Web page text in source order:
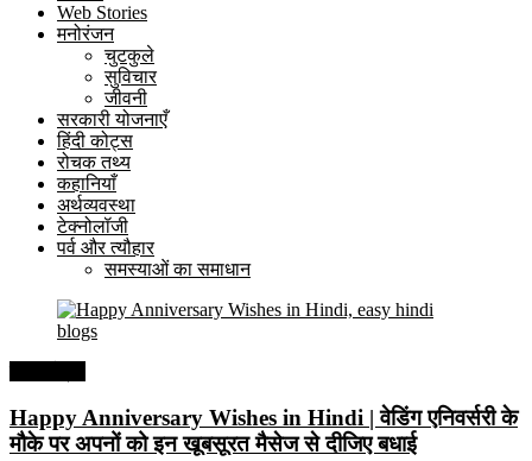
Web Stories
मनोरंजन
चुटकुले
सुविचार
जीवनी
सरकारी योजनाएँ
हिंदी कोट्स
रोचक तथ्य
कहानियाँ
अर्थव्यवस्था
टेक्नोलॉजी
पर्व और त्यौहार
समस्याओं का समाधान
Happy Anniversary Wishes in Hindi | वेडिंग एनिवर्सरी के
मौके पर अपनों को इन खूबसूरत मैसेज से दीजिए बधाई